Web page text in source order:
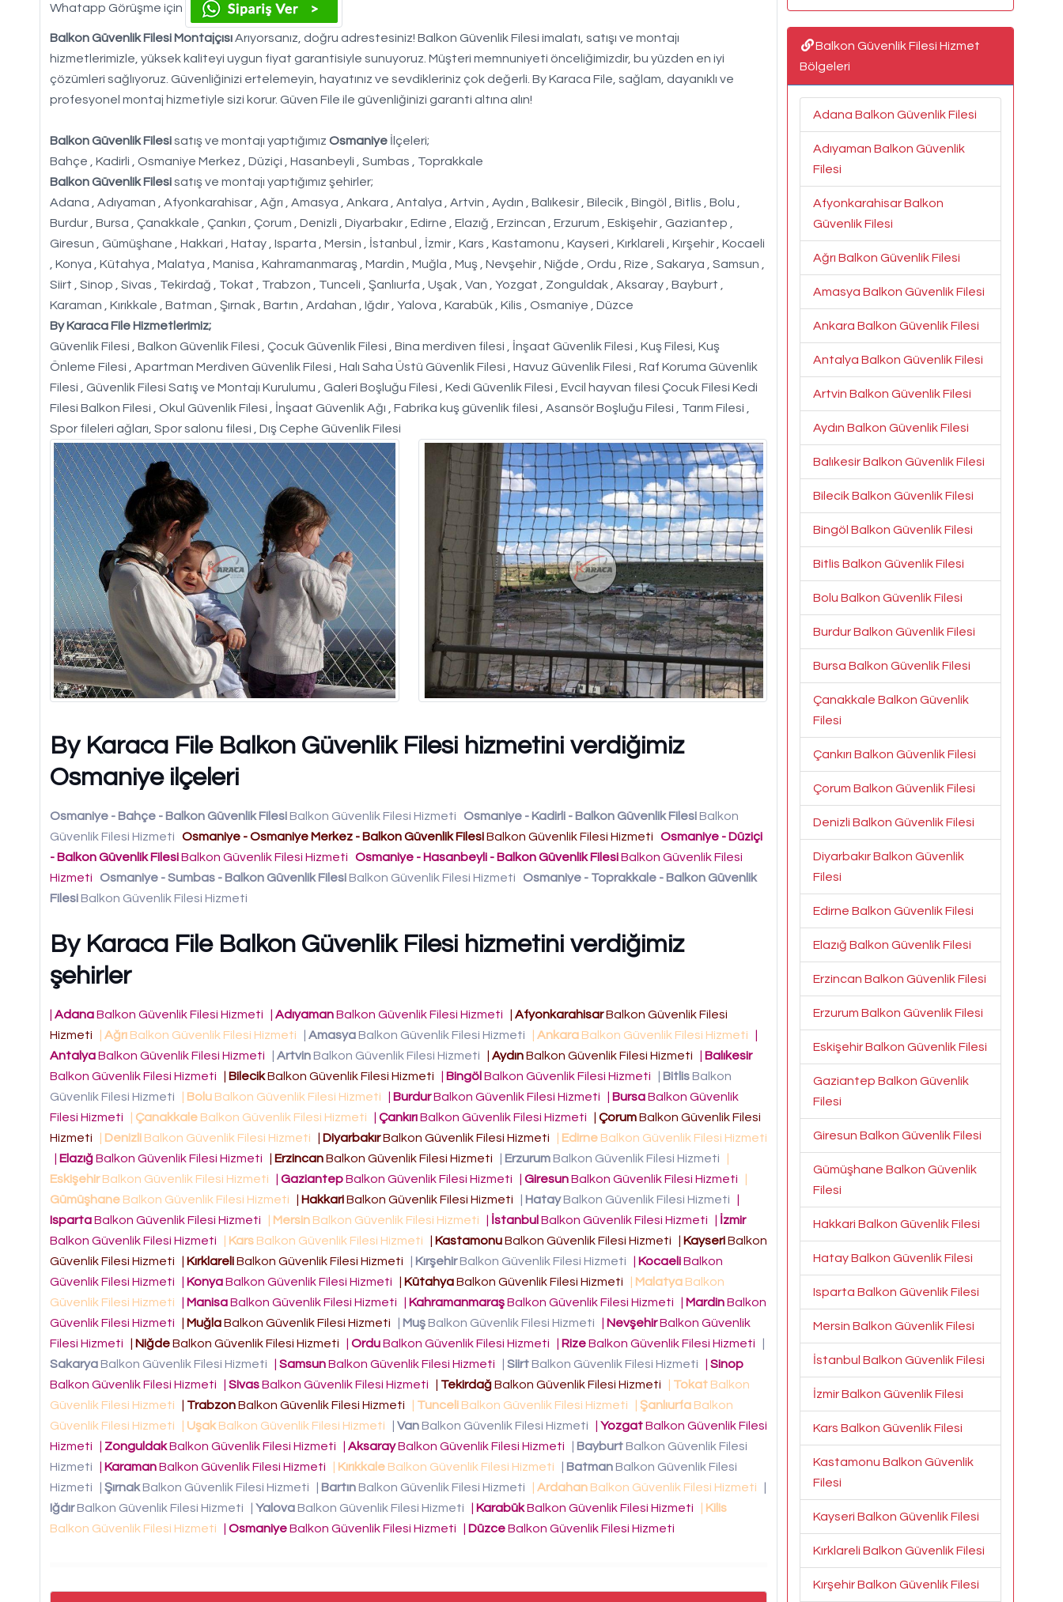
Whatapp Görüşme için
Balkon Güvenlik Filesi MontajçısıArıyorsanız, doğru adrestesiniz! Balkon Güvenlik Filesi imalatı, satışı ve montajı
hizmetlerimizle, yüksek kaliteyi uygun fiyat garantisiyle sunuyoruz. Müşteri memnuniyeti önceliğimizdir, bu yüzden en iyi
çözümleri sağlıyoruz. Güvenliğinizi ertelemeyin, hayatınız ve sevdikleriniz çok değerli. By Karaca File, sağlam, dayanıklı ve
profesyonel montaj hizmetiyle sizi korur. Güven File ile güvenliğinizi garanti altına alın!
Balkon Güvenlik Filesisatış ve montajı yaptığımız Osmaniye İlçeleri;
Bahçe , Kadirli , Osmaniye Merkez , Düziçi , Hasanbeyli , Sumbas , Toprakkale
Balkon Güvenlik Filesisatış ve montajı yaptığımız şehirler;
Adana , Adıyaman , Afyonkarahisar , Ağrı , Amasya , Ankara , Antalya , Artvin , Aydın , Balıkesir , Bilecik , Bingöl , Bitlis , Bolu ,
Burdur , Bursa , Çanakkale , Çankırı , Çorum , Denizli , Diyarbakır , Edirne , Elazığ , Erzincan , Erzurum , Eskişehir , Gaziantep ,
Giresun , Gümüşhane , Hakkari , Hatay , Isparta , Mersin , İstanbul , İzmir , Kars , Kastamonu , Kayseri , Kırklareli , Kırşehir , Kocaeli
, Konya , Kütahya , Malatya , Manisa , Kahramanmaraş , Mardin , Muğla , Muş , Nevşehir , Niğde , Ordu , Rize , Sakarya , Samsun ,
Siirt , Sinop , Sivas , Tekirdağ , Tokat , Trabzon , Tunceli , Şanlıurfa , Uşak , Van , Yozgat , Zonguldak , Aksaray , Bayburt ,
Karaman , Kırıkkale , Batman , Şırnak , Bartın , Ardahan , Iğdır , Yalova , Karabük , Kilis , Osmaniye , Düzce
By Karaca File Hizmetlerimiz;
Güvenlik Filesi , Balkon Güvenlik Filesi , Çocuk Güvenlik Filesi , Bina merdiven filesi , İnşaat Güvenlik Filesi , Kuş Filesi, Kuş
Önleme Filesi , Apartman Merdiven Güvenlik Filesi , Halı Saha Üstü Güvenlik Filesi , Havuz Güvenlik Filesi , Raf Koruma Güvenlik
Filesi , Güvenlik Filesi Satış ve Montajı Kurulumu , Galeri Boşluğu Filesi , Kedi Güvenlik Filesi , Evcil hayvan filesi Çocuk Filesi Kedi
Filesi Balkon Filesi , Okul Güvenlik Filesi , İnşaat Güvenlik Ağı , Fabrika kuş güvenlik filesi , Asansör Boşluğu Filesi , Tarım Filesi ,
Spor fileleri ağları, Spor salonu filesi , Dış Cephe Güvenlik Filesi
By Karaca File Balkon Güvenlik Filesi hizmetini verdiğimiz
Osmaniye ilçeleri
Osmaniye - Bahçe - Balkon Güvenlik FilesiBalkon Güvenlik Filesi Hizmeti Osmaniye - Kadirli - Balkon Güvenlik FilesiBalkon
Güvenlik Filesi Hizmeti
Osmaniye - Osmaniye Merkez - Balkon Güvenlik FilesiBalkon Güvenlik Filesi Hizmeti
Osmaniye - Düziçi
- Balkon Güvenlik FilesiBalkon Güvenlik Filesi Hizmeti Osmaniye - Hasanbeyli - Balkon Güvenlik FilesiBalkon Güvenlik Filesi
Hizmeti
Osmaniye - Sumbas - Balkon Güvenlik FilesiBalkon Güvenlik Filesi Hizmeti
Osmaniye - Toprakkale - Balkon Güvenlik
FilesiBalkon Güvenlik Filesi Hizmeti
By Karaca File Balkon Güvenlik Filesi hizmetini verdiğimiz
şehirler
AdanaBalkon Güvenlik Filesi Hizmeti AdıyamanBalkon Güvenlik Filesi Hizmeti AfyonkarahisarBalkon Güvenlik Filesi
Hizmeti
Ağrı Balkon Güvenlik Filesi Hizmeti AmasyaBalkon Güvenlik Filesi Hizmeti Ankara Balkon Güvenlik Filesi Hizmeti
AntalyaBalkon Güvenlik Filesi Hizmeti ArtvinBalkon Güvenlik Filesi Hizmeti AydınBalkon Güvenlik Filesi Hizmeti
Balıkesir
Balkon Güvenlik Filesi Hizmeti
BilecikBalkon Güvenlik Filesi Hizmeti Bingöl Balkon Güvenlik Filesi Hizmeti BitlisBalkon
Güvenlik Filesi Hizmeti
Bolu Balkon Güvenlik Filesi Hizmeti BurdurBalkon Güvenlik Filesi Hizmeti BursaBalkon Güvenlik
Filesi Hizmeti
Çanakkale Balkon Güvenlik Filesi Hizmeti ÇankırıBalkon Güvenlik Filesi Hizmeti ÇorumBalkon Güvenlik Filesi
Hizmeti
Denizli Balkon Güvenlik Filesi Hizmeti DiyarbakırBalkon Güvenlik Filesi Hizmeti Edirne Balkon Güvenlik Filesi Hizmeti
ElazığBalkon Güvenlik Filesi Hizmeti ErzincanBalkon Güvenlik Filesi Hizmeti ErzurumBalkon Güvenlik Filesi Hizmeti
EskişehirBalkon Güvenlik Filesi Hizmeti GaziantepBalkon Güvenlik Filesi Hizmeti GiresunBalkon Güvenlik Filesi Hizmeti
Gümüşhane Balkon Güvenlik Filesi Hizmeti HakkariBalkon Güvenlik Filesi Hizmeti HatayBalkon Güvenlik Filesi Hizmeti
IspartaBalkon Güvenlik Filesi Hizmeti Mersin Balkon Güvenlik Filesi Hizmeti İstanbul Balkon Güvenlik Filesi Hizmeti
İzmir
Balkon Güvenlik Filesi Hizmeti
Kars Balkon Güvenlik Filesi Hizmeti KastamonuBalkon Güvenlik Filesi Hizmeti KayseriBalkon
Güvenlik Filesi Hizmeti
KırklareliBalkon Güvenlik Filesi Hizmeti KırşehirBalkon Güvenlik Filesi Hizmeti KocaeliBalkon
Güvenlik Filesi Hizmeti
KonyaBalkon Güvenlik Filesi Hizmeti KütahyaBalkon Güvenlik Filesi Hizmeti Malatya Balkon
Güvenlik Filesi Hizmeti
ManisaBalkon Güvenlik Filesi Hizmeti KahramanmaraşBalkon Güvenlik Filesi Hizmeti MardinBalkon
Güvenlik Filesi Hizmeti
MuğlaBalkon Güvenlik Filesi Hizmeti MuşBalkon Güvenlik Filesi Hizmeti NevşehirBalkon Güvenlik
Filesi Hizmeti
NiğdeBalkon Güvenlik Filesi Hizmeti OrduBalkon Güvenlik Filesi Hizmeti RizeBalkon Güvenlik Filesi Hizmeti
SakaryaBalkon Güvenlik Filesi Hizmeti SamsunBalkon Güvenlik Filesi Hizmeti SiirtBalkon Güvenlik Filesi Hizmeti
Sinop
Balkon Güvenlik Filesi Hizmeti
SivasBalkon Güvenlik Filesi Hizmeti TekirdağBalkon Güvenlik Filesi Hizmeti Tokat Balkon
Güvenlik Filesi Hizmeti
TrabzonBalkon Güvenlik Filesi Hizmeti Tunceli Balkon Güvenlik Filesi Hizmeti Şanlıurfa Balkon
Güvenlik Filesi Hizmeti
UşakBalkon Güvenlik Filesi Hizmeti VanBalkon Güvenlik Filesi Hizmeti YozgatBalkon Güvenlik Filesi
Hizmeti
ZonguldakBalkon Güvenlik Filesi Hizmeti AksarayBalkon Güvenlik Filesi Hizmeti BayburtBalkon Güvenlik Filesi
Hizmeti
KaramanBalkon Güvenlik Filesi Hizmeti Kırıkkale Balkon Güvenlik Filesi Hizmeti BatmanBalkon Güvenlik Filesi
Hizmeti
ŞırnakBalkon Güvenlik Filesi Hizmeti BartınBalkon Güvenlik Filesi Hizmeti Ardahan Balkon Güvenlik Filesi Hizmeti
IğdırBalkon Güvenlik Filesi Hizmeti YalovaBalkon Güvenlik Filesi Hizmeti KarabükBalkon Güvenlik Filesi Hizmeti
Kilis
Balkon Güvenlik Filesi Hizmeti
OsmaniyeBalkon Güvenlik Filesi Hizmeti DüzceBalkon Güvenlik Filesi Hizmeti
Balkon Güvenlik Filesi Hizmet
Bölgeleri
Adana Balkon Güvenlik Filesi
Adıyaman Balkon Güvenlik
Filesi
Afyonkarahisar Balkon
Güvenlik Filesi
Ağrı Balkon Güvenlik Filesi
Amasya Balkon Güvenlik Filesi
Ankara Balkon Güvenlik Filesi
Antalya Balkon Güvenlik Filesi
Artvin Balkon Güvenlik Filesi
Aydın Balkon Güvenlik Filesi
Balıkesir Balkon Güvenlik Filesi
Bilecik Balkon Güvenlik Filesi
Bingöl Balkon Güvenlik Filesi
Bitlis Balkon Güvenlik Filesi
Bolu Balkon Güvenlik Filesi
Burdur Balkon Güvenlik Filesi
Bursa Balkon Güvenlik Filesi
Çanakkale Balkon Güvenlik
Filesi
Çankırı Balkon Güvenlik Filesi
Çorum Balkon Güvenlik Filesi
Denizli Balkon Güvenlik Filesi
Diyarbakır Balkon Güvenlik
Filesi
Edirne Balkon Güvenlik Filesi
Elazığ Balkon Güvenlik Filesi
Erzincan Balkon Güvenlik Filesi
Erzurum Balkon Güvenlik Filesi
Eskişehir Balkon Güvenlik Filesi
Gaziantep Balkon Güvenlik
Filesi
Giresun Balkon Güvenlik Filesi
Gümüşhane Balkon Güvenlik
Filesi
Hakkari Balkon Güvenlik Filesi
Hatay Balkon Güvenlik Filesi
Isparta Balkon Güvenlik Filesi
Mersin Balkon Güvenlik Filesi
İstanbul Balkon Güvenlik Filesi
İzmir Balkon Güvenlik Filesi
Kars Balkon Güvenlik Filesi
Kastamonu Balkon Güvenlik
Filesi
Kayseri Balkon Güvenlik Filesi
Kırklareli Balkon Güvenlik Filesi
Kırşehir Balkon Güvenlik Filesi